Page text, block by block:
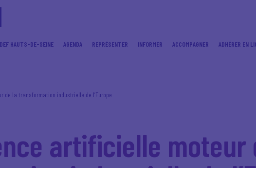
HAUTS-DE-SEINE AGENDA REPRÉSENTER INFORMER ACCOMPAGNER ADHÉRER EN
de la transformation industrielle de l’Europe
artificielle moteur
industrielle de